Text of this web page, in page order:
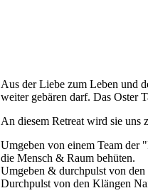
Aus der Liebe zum Leben und
weiter gebären darf. Das Oster
An diesem Retreat wird sie uns
Umgeben von einem Team der
die Mensch & Raum behüten.
Umgeben & durchpulst von den
Durchpulst von den Klängen